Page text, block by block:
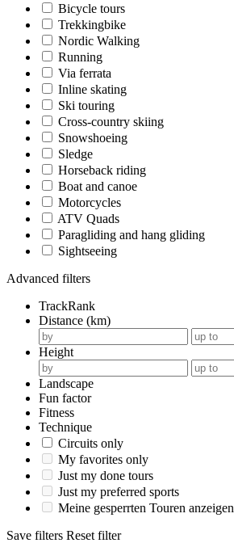
Bicycle tours
Trekkingbike
Nordic Walking
Running
Via ferrata
Inline skating
Ski touring
Cross-country skiing
Snowshoeing
Sledge
Horseback riding
Boat and canoe
Motorcycles
ATV Quads
Paragliding and hang gliding
Sightseeing
Advanced filters
TrackRank
Distance (km)
Height
Landscape
Fun factor
Fitness
Technique
Circuits only
My favorites only
Just my done tours
Just my preferred sports
Meine gesperrten Touren anzeigen
Save filters Reset filter